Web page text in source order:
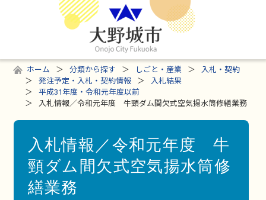
ホーム 分類から探す しごと・産業
入札・契約
発注予定・入札・契約情報
入札結果
平成31年度・令和元年度以前
入札情報／令和元年度 牛頸ダム間欠式空気揚水筒修繕業務
入札情報／令和元年度 牛
頸ダム間欠式空気揚水筒修
繕業務